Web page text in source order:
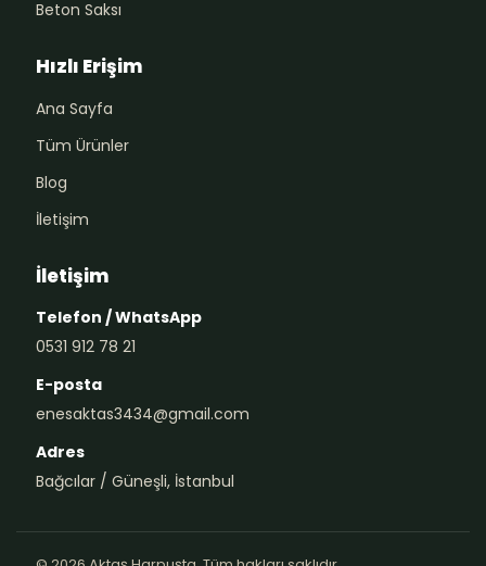
Beton Saksı
Hızlı Erişim
Ana Sayfa
Tüm Ürünler
Blog
İletişim
İletişim
Telefon / WhatsApp
0531 912 78 21
E-posta
enesaktas3434@gmail.com
Adres
Bağcılar / Güneşli, İstanbul